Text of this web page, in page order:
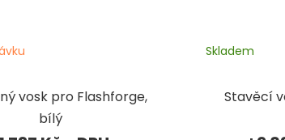
vosk pro Flashforge,
bílý
Stavěcí
Skladem